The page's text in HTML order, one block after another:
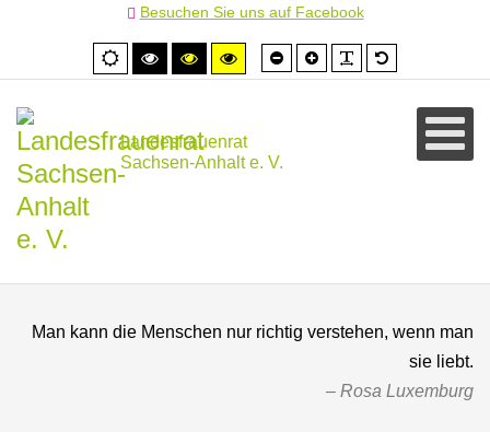
Besuchen Sie uns auf Facebook
Normale
Ansicht
Hoher
Kontrast
Hoher
Kontrast
Hoher
Kontrast
Schrift
kleiner
Schrift
größer
Landesfrauenrat
Sachsen-Anhalt e. V.
Man kann die Menschen nur richtig verstehen, wenn man
sie liebt.
Rosa Luxemburg